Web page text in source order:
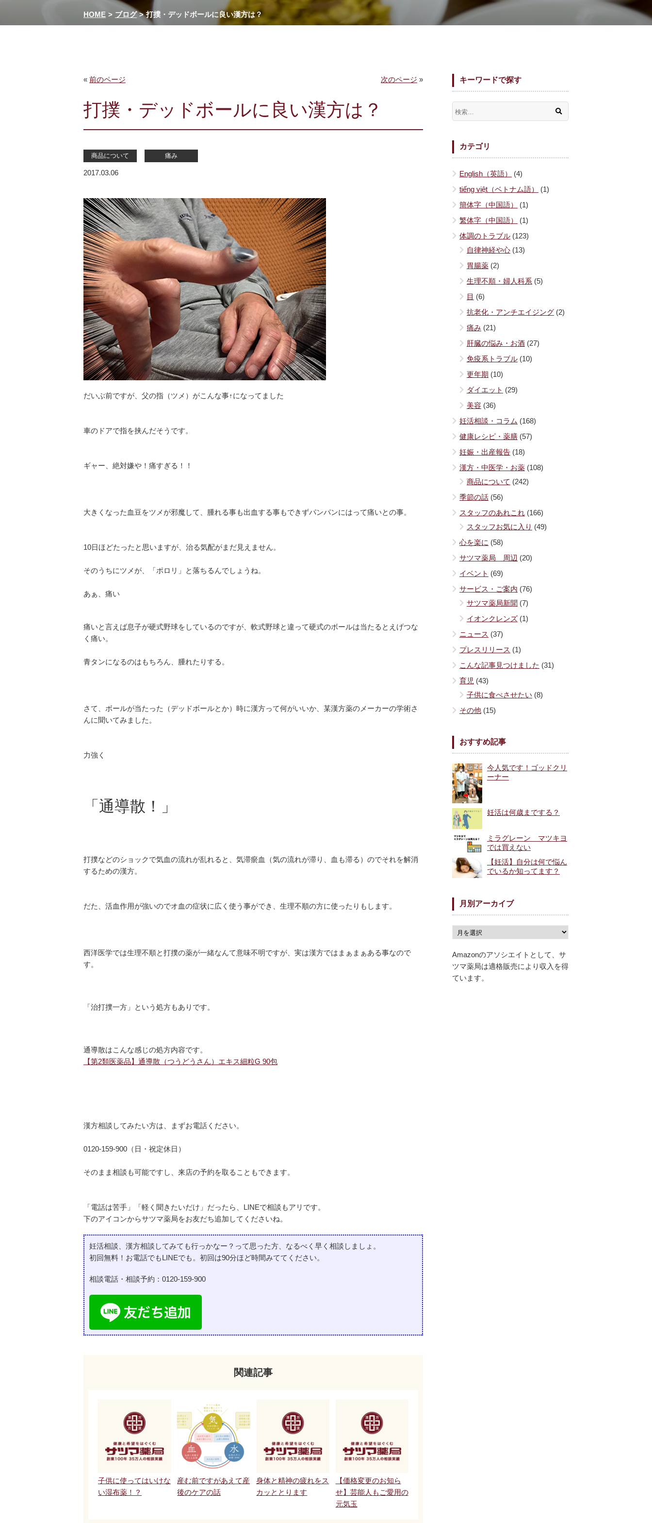
HOME ブログ 打撲・デッドボールに良い漢方は？
« 前のページ 次のページ »
打撲・デッドボールに良い漢方は？
商品について 痛み
2017.03.06
だいぶ前ですが、父の指（ツメ）がこんな事↑になってました
車のドアで指を挟んだそうです。
ギャー、絶対嫌や！痛すぎる！！
大きくなった血豆をツメが邪魔して、腫れる事も出血する事もできずパンパンにはって痛いとの事。
10日ほどたったと思いますが、治る気配がまだ見えません。
そのうちにツメが、「ポロリ」と落ちるんでしょうね。
あぁ、痛い
痛いと言えば息子が硬式野球をしているのですが、軟式野球と違って硬式のボールは当たるとえげつな
く痛い。
青タンになるのはもちろん、腫れたりする。
さて、ボールが当たった（デッドボールとか）時に漢方って何がいいか、某漢方薬のメーカーの学術さ
んに聞いてみました。
力強く
「通導散！」
打撲などのショックで気血の流れが乱れると、気滞瘀血（気の流れが滞り、血も滞る）のでそれを解消
するための漢方。
だた、活血作用が強いのでオ血の症状に広く使う事ができ、生理不順の方に使ったりもします。
西洋医学では生理不順と打撲の薬が一緒なんて意味不明ですが、実は漢方ではまぁまぁある事なので
す。
「治打撲一方」という処方もありです。
通導散はこんな感じの処方内容です。
【第2類医薬品】通導散（つうどうさん）エキス細粒G 90包
漢方相談してみたい方は、まずお電話ください。
0120-159-900（日・祝定休日）
そのまま相談も可能ですし、来店の予約を取ることもできます。
「電話は苦手」「軽く聞きたいだけ」だったら、LINEで相談もアリです。
下のアイコンからサツマ薬局をお友だち追加してくださいね。
妊活相談、漢方相談してみても行っかなー？って思った方、なるべく早く相談しましょ。
初回無料！お電話でもLINEでも。初回は90分ほど時間みててください。
相談電話・相談予約： 0120-159-900
関連記事
子供に使ってはいけな
い湿布薬！？
産む前ですがあえて産
後のケアの話
身体と精神の疲れをス
カッととります
【価格変更のお知ら
せ】芸能人もご愛用の
元気玉
キーワードで探す
カテゴリ
English（英語）
(4)
tiếng việt（ベトナム語）
(1)
簡体字（中国語）
(1)
繁体字（中国語）
(1)
体調のトラブル (123)
自律神経や心 (13)
胃腸薬 (2)
生理不順・婦人科系 (5)
目 (6)
抗老化・アンチエイジング (2)
痛み (21)
肝臓の悩み・お酒 (27)
免疫系トラブル (10)
更年期 (10)
ダイエット (29)
美容 (36)
妊活相談・コラム (168)
健康レシピ・薬膳 (57)
妊娠・出産報告 (18)
漢方・中医学・お薬 (108)
商品について (242)
季節の話 (56)
スタッフのあれこれ (166)
スタッフお気に入り (49)
心を楽に (58)
サツマ薬局 周辺 (20)
イベント (69)
サービス・ご案内 (76)
サツマ薬局新聞 (7)
イオンクレンズ (1)
ニュース (37)
プレスリリース (1)
こんな記事見つけました (31)
育児 (43)
子供に食べさせたい (8)
その他 (15)
おすすめ記事
今人気です！ゴッドクリ
ーナー
妊活は何歳までする？
ミラグレーン マツキヨ
では買えない
【妊活】自分は何で悩ん
でいるか知ってます？
月別アーカイブ
Amazonのアソシエイトとして、サ
ツマ薬局は適格販売により収入を得
ています。